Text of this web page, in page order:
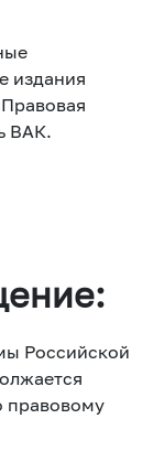
издания
ВАК.
Российской
правовому